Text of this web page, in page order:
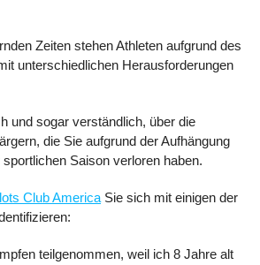
Zeiten stehen Athleten aufgrund des
unterschiedlichen Herausforderungen
und sogar verständlich, über die
die Sie aufgrund der Aufhängung
Saison verloren haben.
Club America Sie sich mit einigen der
teilgenommen, weil ich 8 Jahre alt